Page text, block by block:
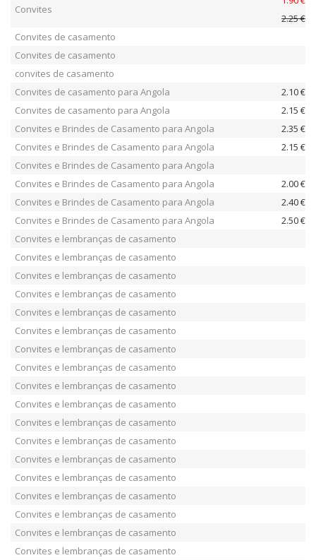
Convites
2.25 €
Convites de casamento
Convites de casamento
convites de casamento
Convites de casamento para Angola
2.10 €
Convites de casamento para Angola
2.15 €
Convites e Brindes de Casamento para Angola
2.35 €
Convites e Brindes de Casamento para Angola
2.15 €
Convites e Brindes de Casamento para Angola
Convites e Brindes de Casamento para Angola
2.00 €
Convites e Brindes de Casamento para Angola
2.40 €
Convites e Brindes de Casamento para Angola
2.50 €
Convites e lembranças de casamento
Convites e lembranças de casamento
Convites e lembranças de casamento
Convites e lembranças de casamento
Convites e lembranças de casamento
Convites e lembranças de casamento
Convites e lembranças de casamento
Convites e lembranças de casamento
Convites e lembranças de casamento
Convites e lembranças de casamento
Convites e lembranças de casamento
Convites e lembranças de casamento
Convites e lembranças de casamento
Convites e lembranças de casamento
Convites e lembranças de casamento
Convites e lembranças de casamento
Convites e lembranças de casamento
Convites e lembranças de casamento